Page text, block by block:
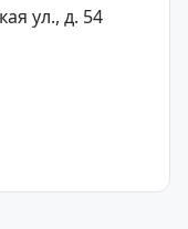
ул., д. 54